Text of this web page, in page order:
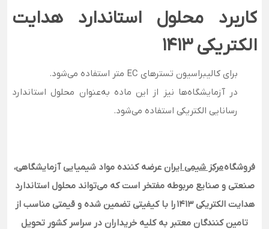
کاربرد محلول استاندارد هدایت
الکتریکی 1413
برای کالیبراسیون تسترهای EC متر استفاده می‌شود.
در آزمایشگاه‌ها نیز از این ماده به‌عنوان محلول استاندارد
رسانایی الکتریکی استفاده می‌شود.
فروشگاهمرکز شیمی ایران عرضه کننده مواد شیمیایی آزمایشگاهی،
صنعتی و صنایع مربوطه مفتخر است که می‌تواند محلول استاندارد
هدایت الکتریکی 1413
را با کیفیتی تضمین شده و قیمتی مناسب از
تامین کنندگان معتبر به کلیه خریداران در سراسر کشور تحویل